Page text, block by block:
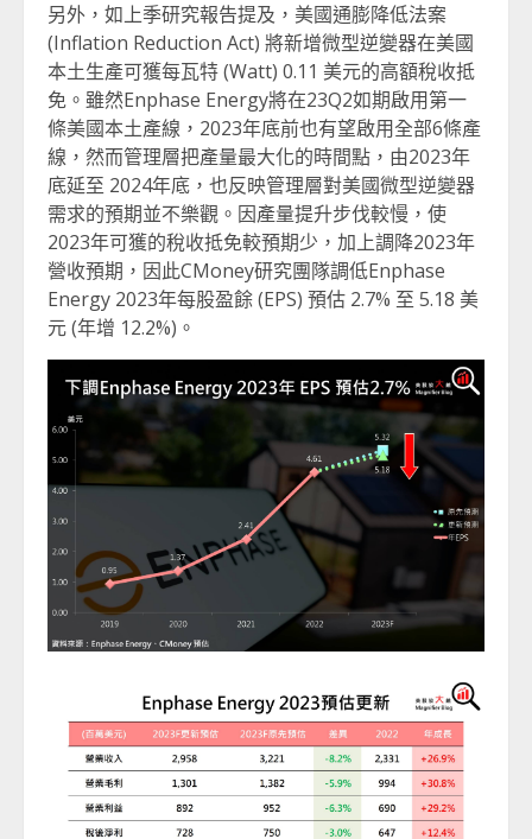
另外，如上季研究報告提及，美國通膨降低法案
(Inflation Reduction Act) 將新增微型逆變器在美國
本土生產可獲每瓦特 (Watt) 0.11 美元的高額稅收抵
免。雖然Enphase Energy將在23Q2如期啟用第一
條美國本土產線，2023年底前也有望啟用全部6條產
線，然而管理層把產量最大化的時間點，由2023年
底延至 2024年底，也反映管理層對美國微型逆變器
需求的預期並不樂觀。因產量提升步伐較慢，使
2023年可獲的稅收抵免較預期少，加上調降2023年
營收預期，因此CMoney研究團隊調低Enphase
Energy 2023年每股盈餘 (EPS) 預估 2.7% 至 5.18 美
元 (年增 12.2%)。